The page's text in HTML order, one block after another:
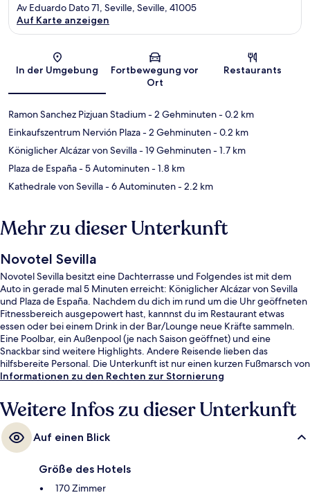
Karte
Av Eduardo Dato 71, Seville, Seville, 41005
Auf Karte anzeigen
In der Umgebung
Fortbewegung vor
Ort
Restaurants
Ramon Sanchez Pizjuan Stadium- 2 Gehminuten- 0.2 km
Einkaufszentrum Nervión Plaza- 2 Gehminuten- 0.2 km
Königlicher Alcázar von Sevilla- 19 Gehminuten- 1.7 km
Plaza de España- 5 Autominuten- 1.8 km
Kathedrale von Sevilla- 6 Autominuten- 2.2 km
Mehr zu dieser Unterkunft
Novotel Sevilla
Novotel Sevilla besitzt eine Dachterrasse und Folgendes ist mit dem
Auto in gerade mal 5 Minuten erreicht: Königlicher Alcázar von Sevilla
und Plaza de España. Nachdem du dich im rund um die Uhr geöffneten
Fitnessbereich ausgepowert hast, kannnst du im Restaurant etwas
essen oder bei einem Drink in der Bar/Lounge neue Kräfte sammeln.
Eine Poolbar, ein Außenpool (je nach Saison geöffnet) und eine
Snackbar sind weitere Highlights. Andere Reisende lieben das
hilfsbereite Personal. Die Unterkunft ist nur einen kurzen Fußmarsch von
den öffentlichen Verkehrsmitteln entfernt: Zur U-Bahn läuft man 6
Bernardo).
Informationen zu den Rechten zur Stornierung
Weitere Infos zu dieser Unterkunft
Auf einen Blick
Größe des Hotels
170 Zimmer